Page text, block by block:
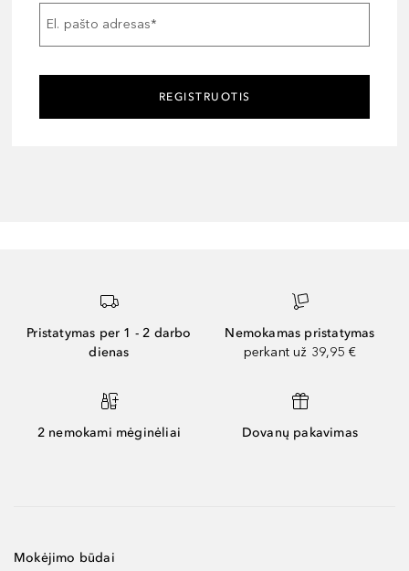
El. pašto adresas*
REGISTRUOTIS
Pristatymas per 1 - 2 darbo
dienas
Nemokamas pristatymas
perkant už 39,95 €
2 nemokami mėginėliai Dovanų pakavimas
Mokėjimo būdai